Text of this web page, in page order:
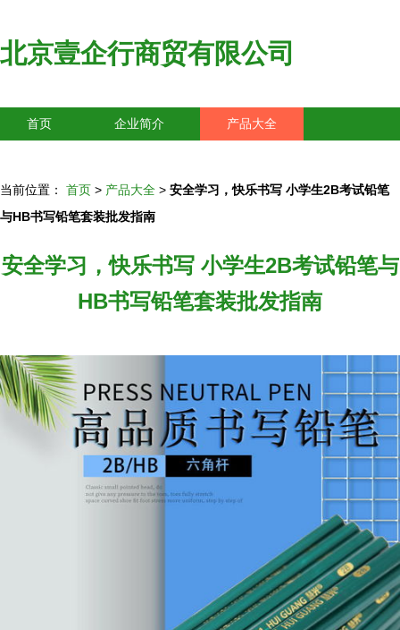
北京壹企行商贸有限公司
首页 企业简介 产品大全
当前位置： 首页 > 产品大全 > 安全学习，快乐书写 小学生2B考试铅笔
与HB书写铅笔套装批发指南
安全学习，快乐书写 小学生2B考试铅笔与
HB书写铅笔套装批发指南